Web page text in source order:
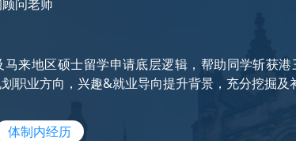
问老师
来地区硕士留学申请底层逻辑，帮助同学斩获
职业方向，兴趣&就业导向提升背景，充分挖掘
体制内经历